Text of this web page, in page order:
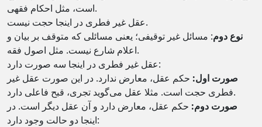
است، مثل احکام فقهی.
عقل غیر فطری در اینجا حجت نیست.
نوع دوم: مسائل غیر توقیفی؛ یعنی مسائلی که متوقف بر بیان و
اعلام شارع نیست. مثل اصول فقه.
عقل غیر فطری در اینجا سه صورت دارد:
صورت اول: حکم عقل، معارض ندارد. در این صورت عقل غیر
فطری حجت است. مثلا عقل می‌گوید تجری، قبح فاعلی دارد.
صورت دوم: حکم عقل، معارض دارد و آن عقل دیگر است. در
اینجا دو حالت وجود دارد: